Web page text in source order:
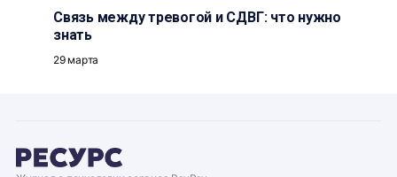
Связь между тревогой и СДВГ: что нужно
знать
29 марта